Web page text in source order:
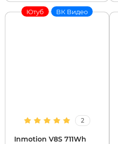
Ютуб ВК Видео
2
Inmotion V8S 711Wh